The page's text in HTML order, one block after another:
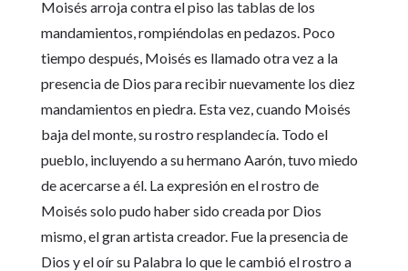
Moisés arroja contra el piso las tablas de los
mandamientos, rompiéndolas en pedazos. Poco
tiempo después, Moisés es llamado otra vez a la
presencia de Dios para recibir nuevamente los diez
mandamientos en piedra. Esta vez, cuando Moisés
baja del monte, su rostro resplandecía. Todo el
pueblo, incluyendo a su hermano Aarón, tuvo miedo
de acercarse a él. La expresión en el rostro de
Moisés solo pudo haber sido creada por Dios
mismo, el gran artista creador. Fue la presencia de
Dios y el oír su Palabra lo que le cambió el rostro a